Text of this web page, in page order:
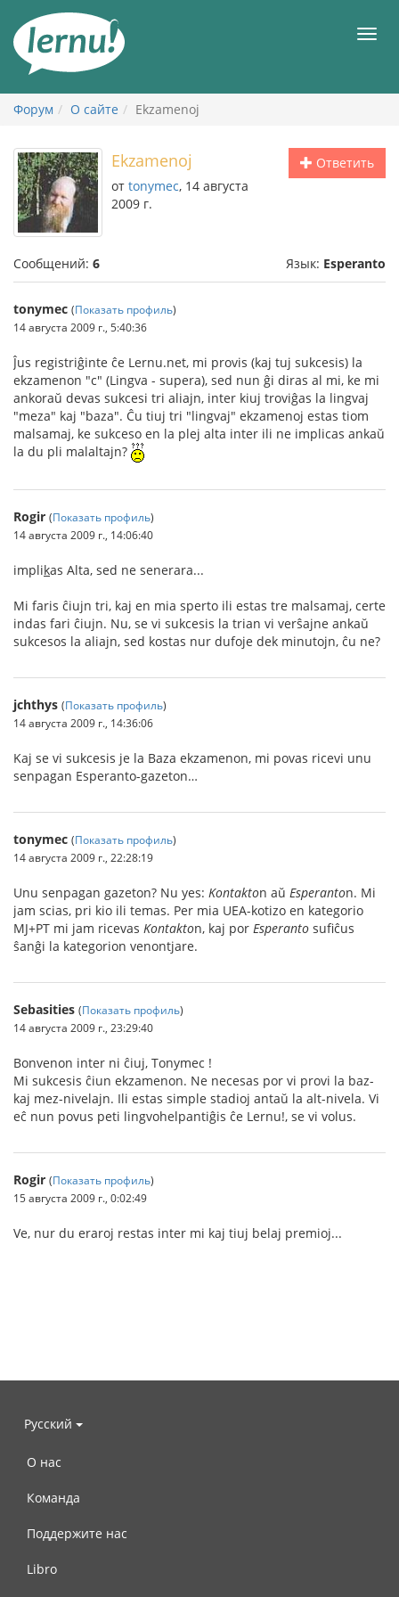
содержанию
Форум О сайте Ekzamenoj
Ответить
Ekzamenoj
от tonymec, 14 августа
2009 г.
Сообщений: 6 Язык: Esperanto
tonymec (Показать профиль)
14 августа 2009 г., 5:40:36
Ĵus registriĝinte ĉe Lernu.net, mi provis (kaj tuj sukcesis) la
ekzamenon "c" (Lingva - supera), sed nun ĝi diras al mi, ke mi
ankoraŭ devas sukcesi tri aliajn, inter kiuj troviĝas la lingvaj
"meza" kaj "baza". Ĉu tiuj tri "lingvaj" ekzamenoj estas tiom
malsamaj, ke sukceso en la plej alta inter ili ne implicas ankaŭ
la du pli malaltajn?
Rogir (Показать профиль)
14 августа 2009 г., 14:06:40
implikas Alta, sed ne senerara...
Mi faris ĉiujn tri, kaj en mia sperto ili estas tre malsamaj, certe
indas fari ĉiujn. Nu, se vi sukcesis la trian vi verŝajne ankaŭ
sukcesos la aliajn, sed kostas nur dufoje dek minutojn, ĉu ne?
jchthys (Показать профиль)
14 августа 2009 г., 14:36:06
Kaj se vi sukcesis je la Baza ekzamenon, mi povas ricevi unu
senpagan Esperanto-gazeton…
tonymec (Показать профиль)
14 августа 2009 г., 22:28:19
Unu senpagan gazeton? Nu yes: Kontakton aŭ Esperanton. Mi
jam scias, pri kio ili temas. Per mia UEA-kotizo en kategorio
MJ+PT mi jam ricevas Kontakton, kaj por Esperanto sufiĉus
ŝanĝi la kategorion venontjare.
Sebasities (Показать профиль)
14 августа 2009 г., 23:29:40
Bonvenon inter ni ĉiuj, Tonymec !
Mi sukcesis ĉiun ekzamenon. Ne necesas por vi provi la baz-
kaj mez-nivelajn. Ili estas simple stadioj antaŭ la alt-nivela. Vi
eĉ nun povus peti lingvohelpantiĝis ĉe Lernu!, se vi volus.
Rogir (Показать профиль)
15 августа 2009 г., 0:02:49
Ve, nur du eraroj restas inter mi kaj tiuj belaj premioj...
Русский
О нас
Команда
Поддержите нас
Libro